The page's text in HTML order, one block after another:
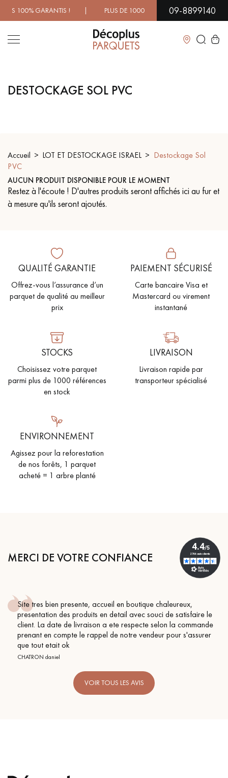
GARANTIS ! | PLUS DE 1000 MODÈLES À DÉCOUVRIR
09-8899140
Fermer
LES RECHERCHES LES PLUS COURANTES
SOL PLAQUÉ BOIS VERITABLES
PARQUETS À MOTIFS
PARQUET EN BOIS EXOTIQUE PARQUET VERNIS
PARQUET LAMES LARGES XXL PARQUET EN CHÊNE
D'INTÉRIEUR
Nos conseillers sont disponibles au
VOUS AVEZ UN PROJET ?
Nos experts sont à votre disposition pour vous guider pas à
pas dans le choix et la pose de votre parquet.
Demandez un rendez-vous personnalisé
Obtenez un devis gratuit !
DESTOCKAGE SOL PVC
Accueil LOT ET DESTOCKAGE ISRAEL
Destockage Sol
PVC
AUCUN PRODUIT DISPONIBLE POUR LE MOMENT
Restez à l'écoute ! D'autres produits seront affichés ici au fur et
à mesure qu'ils seront ajoutés.
QUALITÉ GARANTIE
Offrez-vous l’assurance d’un
parquet de qualité au meilleur
prix
PAIEMENT SÉCURISÉ
Carte bancaire Visa et
Mastercard ou virement
instantané
STOCKS
Choisissez votre parquet
parmi plus de 1000 références
en stock
LIVRAISON
Livraison rapide par
transporteur spécialisé
ENVIRONNEMENT
Agissez pour la reforestation
de nos forêts, 1 parquet
acheté = 1 arbre planté
MERCI DE VOTRE CONFIANCE
Site tres bien presente, accueil en boutique chaleureux,
presentation des produits en detail avec souci de satisfaire le
client. La date de livraison a ete respecte selon la commande
prenant en compte le rappel de notre vendeur pour s'assurer
que tout etait ok
CHATRON daniel
VOIR TOUS LES AVIS